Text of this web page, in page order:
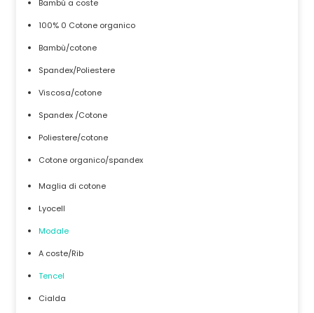
Bambù a coste
100% 0 Cotone organico
Bambù/cotone
Spandex/Poliestere
Viscosa/cotone
Spandex /Cotone
Poliestere/cotone
Cotone organico/spandex
Maglia di cotone
Lyocell
Modale
A coste/Rib
Tencel
Cialda